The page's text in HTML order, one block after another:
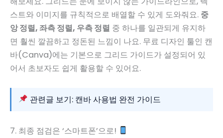
스트와 이미지를 규칙적으로 배열할 수 있게 도와줘요. 중
앙 정렬, 좌측 정렬, 우측 정렬 중 하나를 일관되게 유지하
면 훨씬 깔끔하고 정돈된 느낌이 나요. 무료 디자인 툴인 캔
바(Canva)에는 기본으로 그리드 가이드가 설정되어 있
어서 초보자도 쉽게 활용할 수 있어요.
관련글 보기: 캔바 사용법 완전 가이드
7. 최종 점검은 ‘스마트폰’으로!